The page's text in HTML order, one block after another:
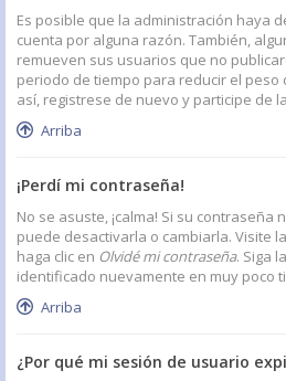
Es posible que la administración haya
cuenta por alguna razón. También,
remueven sus usuarios que no
periodo de tiempo para reducir el peso
así, registrese de nuevo y participe de
Arriba
¡Perdí mi contraseña!
No se asuste, ¡calma! Si su
puede desactivarla o cambiarla. Visite
haga clic en Olvidé mi contraseña. Siga
identificado nuevamente en muy poco
Arriba
¿Por qué mi sesión de usuario